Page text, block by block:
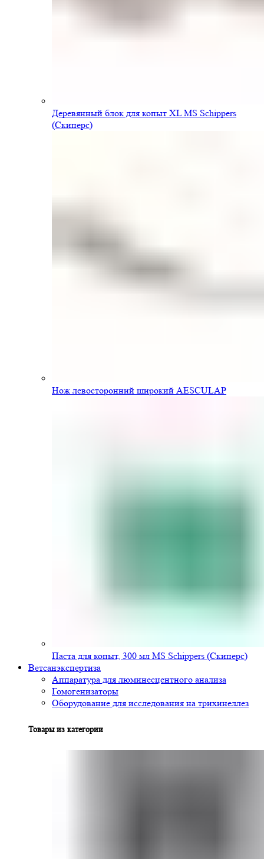
Деревянный блок для копыт XL MS Schippers
(Скиперс)
Нож левосторонний широкий AESCULAP
Паста для копыт, 300 мл MS Schippers (Скиперс)
Ветсанэкспертиза
Аппаратура для люминесцентного анализа
Гомогенизаторы
Оборудование для исследования на трихинеллез
Товары из категории